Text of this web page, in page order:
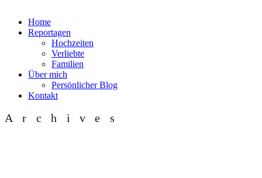
Home
Reportagen
Hochzeiten
Verliebte
Familien
Über mich
Persönlicher Blog
Kontakt
Archives